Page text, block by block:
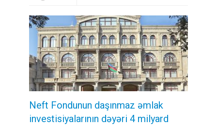
Neft Fondunun daşınmaz əmlak
investisiyalarının dəyəri 4 milyard